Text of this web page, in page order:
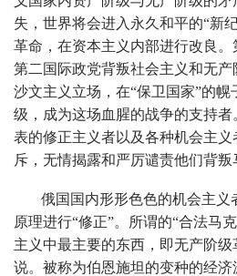
失，世界将会进入永久和平的“新
革命，在资本主义内部进行改良。
第二国际政党背叛社会主义和无
沙文主义立场，在“保卫国家”的
级，成为这场血腥的战争的支持
表的修正主义者以及各种机会主
斥，无情揭露和严厉谴责他们背叛
俄国国内形形色色的机会主义
原理进行“修正”。所谓的“合法马
主义中最主要的东西，即无产阶
说。被称为伯恩施坦的变种的经